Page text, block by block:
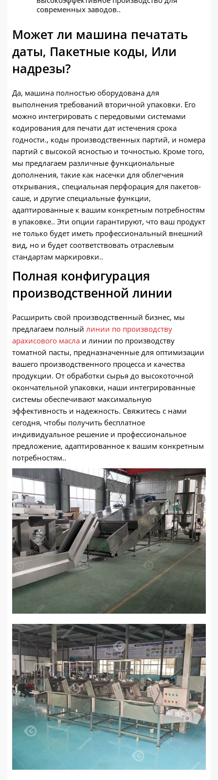
современных заводов..
Может ли машина печатать
даты, Пакетные коды, Или
надрезы?
Да, машина полностью оборудована для
выполнения требований вторичной упаковки. Его
можно интегрировать с передовыми системами
кодирования для печати дат истечения срока
годности., коды производственных партий, и номера
партий с высокой ясностью и точностью. Кроме того,
мы предлагаем различные функциональные
дополнения, такие как насечки для облегчения
открывания., специальная перфорация для пакетов-
саше, и другие специальные функции,
адаптированные к вашим конкретным потребностям
в упаковке.. Эти опции гарантируют, что ваш продукт
не только будет иметь профессиональный внешний
вид, но и будет соответствовать отраслевым
стандартам маркировки..
Полная конфигурация
производственной линии
Расширить свой производственный бизнес, мы
предлагаем полный линии по производству
арахисового масла и линии по производству
томатной пасты, предназначенные для оптимизации
вашего производственного процесса и качества
продукции. От обработки сырья до высокоточной
окончательной упаковки, наши интегрированные
системы обеспечивают максимальную
эффективность и надежность. Свяжитесь с нами
сегодня, чтобы получить бесплатное
индивидуальное решение и профессиональное
предложение, адаптированное к вашим конкретным
потребностям..